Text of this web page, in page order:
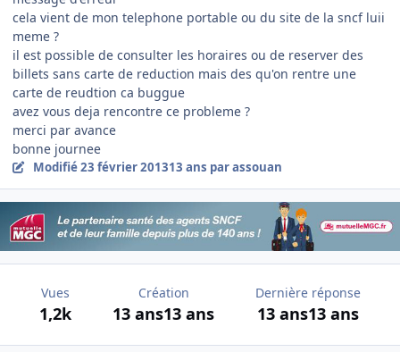
cela vient de mon telephone portable ou du site de la sncf luii
meme ?
il est possible de consulter les horaires ou de reserver des
billets sans carte de reduction mais des qu'on rentre une
carte de reudtion ca buggue
avez vous deja rencontre ce probleme ?
merci par avance
bonne journee
Modifié23 février 201313 ans par assouan
Vues
1,2k
Création
13 ans13 ans
Dernière réponse
13 ans13 ans